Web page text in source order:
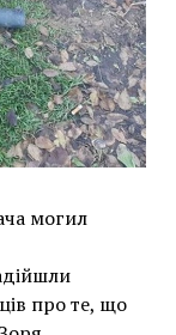
могил
про те, що